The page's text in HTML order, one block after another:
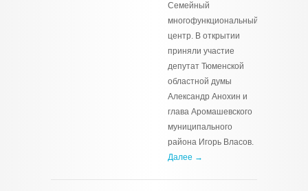
Семейный
многофункциональный
центр. В открытии
приняли участие
депутат Тюменской
областной думы
Александр Анохин и
глава Аромашевского
муниципального
района Игорь Власов.
Далее →